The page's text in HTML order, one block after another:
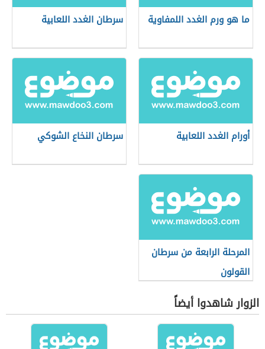
ما هو ورم الغدد اللمفاوية سرطان الغدد اللعابية
أورام الغدد اللعابية سرطان النخاع الشوكي
المرحلة الرابعة من سرطان
القولون
الزوار شاهدوا أيضاً